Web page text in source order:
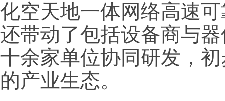
化空天地一体网络高速
还带动了包括设备商与
十余家单位协同研发，
的产业生态。